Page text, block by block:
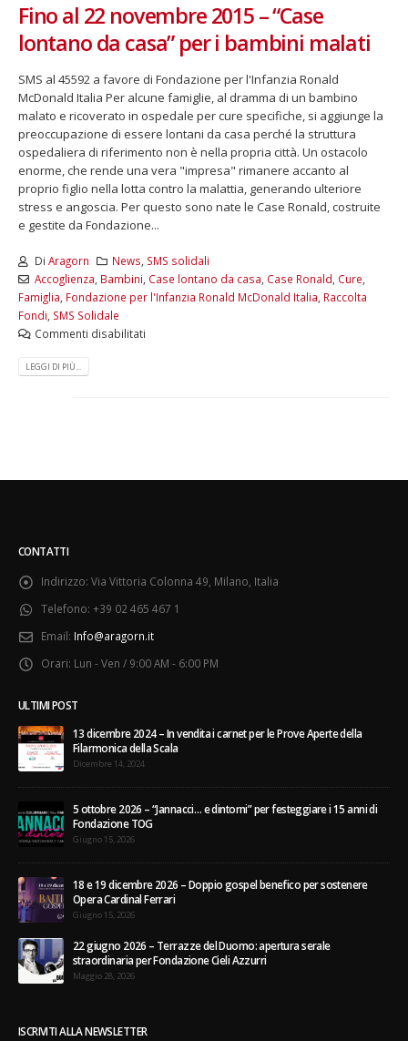
Fino al 22 novembre 2015 – “Case
lontano da casa” per i bambini malati
SMS al 45592 a favore di Fondazione per l'Infanzia Ronald
McDonald Italia Per alcune famiglie, al dramma di un bambino
malato e ricoverato in ospedale per cure specifiche, si aggiunge la
preoccupazione di essere lontani da casa perché la struttura
ospedaliera di riferimento non è nella propria città. Un ostacolo
enorme, che rende una vera "impresa" rimanere accanto al
proprio figlio nella lotta contro la malattia, generando ulteriore
stress e angoscia. Per questo sono nate le Case Ronald, costruite
e gestite da Fondazione...
Di Aragorn News SMS solidali
Accoglienza Bambini Case lontano da casa Case Ronald Cure
Famiglia Fondazione per l'Infanzia Ronald McDonald Italia Raccolta
Fondi SMS Solidale
Commenti disabilitati
LEGGI DI PIÙ...
CONTATTI
Indirizzo: Via Vittoria Colonna 49, Milano, Italia
Telefono: +39 02 465 467 1
Email: Info@aragorn.it
Orari: Lun - Ven / 9:00 AM - 6:00 PM
ULTIMI POST
13 dicembre 2024 – In vendita i carnet per le Prove Aperte della
Filarmonica della Scala
Dicembre 14, 2024
5 ottobre 2026 – “Jannacci… e dintorni” per festeggiare i 15 anni di
Fondazione TOG
Giugno 15, 2026
18 e 19 dicembre 2026 – Doppio gospel benefico per sostenere
Opera Cardinal Ferrari
Giugno 15, 2026
22 giugno 2026 – Terrazze del Duomo: apertura serale
straordinaria per Fondazione Cieli Azzurri
Maggio 28, 2026
ISCRIVITI ALLA NEWSLETTER